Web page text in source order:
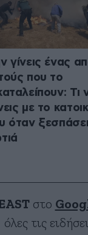
γίνεις ένας
που το
Τι
με το
όταν ξεσπάσει
στο
όλες τις